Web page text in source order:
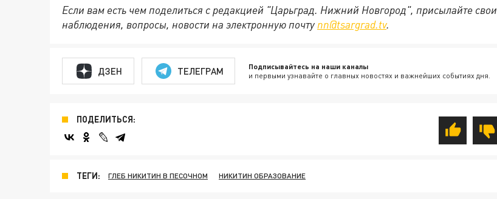
Если вам есть чем поделиться с редакцией "Царьград. Нижний Новгород", присылайте свои
наблюдения, вопросы, новости на электронную почту nn@tsargrad.tv.
ДЗЕН ТЕЛЕГРАМ Подписывайтесь на наши каналы
и первыми узнавайте о главных новостях и важнейших событиях дня.
ПОДЕЛИТЬСЯ:
ТЕГИ: ГЛЕБ НИКИТИН В ПЕСОЧНОМ НИКИТИН ОБРАЗОВАНИЕ